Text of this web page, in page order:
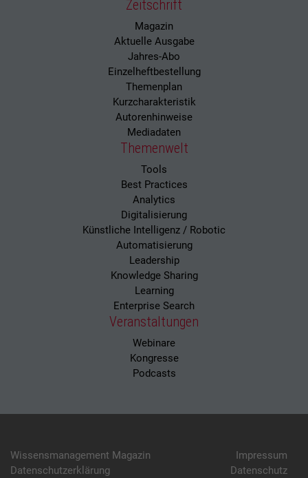
Zeitschrift
Magazin
Aktuelle Ausgabe
Jahres-Abo
Einzelheftbestellung
Themenplan
Kurzcharakteristik
Autorenhinweise
Mediadaten
Themenwelt
Tools
Best Practices
Analytics
Digitalisierung
Künstliche Intelligenz / Robotic
Automatisierung
Leadership
Knowledge Sharing
Learning
Enterprise Search
Veranstaltungen
Webinare
Kongresse
Podcasts
Wissensmanagement Magazin
Impressum
Datenschutzerklärung
Datenschutz